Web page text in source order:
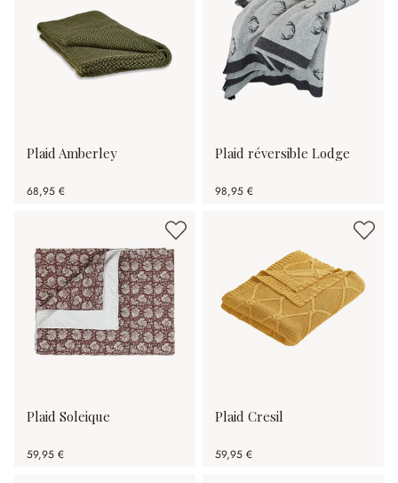
Plaid Amberley
68,95 €
Plaid réversible Lodge
98,95 €
Plaid Soleique
59,95 €
Plaid Cresil
59,95 €